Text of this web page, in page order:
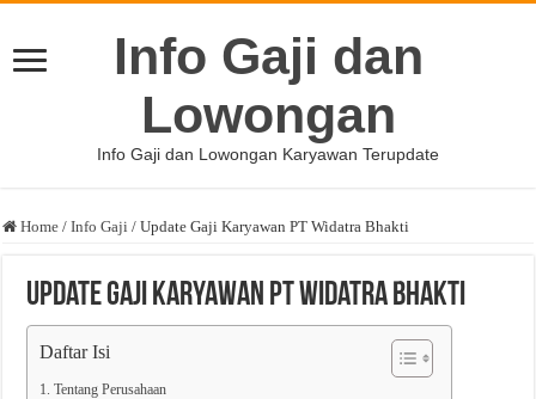
Info Gaji dan
Lowongan
Info Gaji dan Lowongan Karyawan Terupdate
Home / Info Gaji / Update Gaji Karyawan PT Widatra Bhakti
Update Gaji Karyawan PT Widatra Bhakti
Daftar Isi
Tentang Perusahaan